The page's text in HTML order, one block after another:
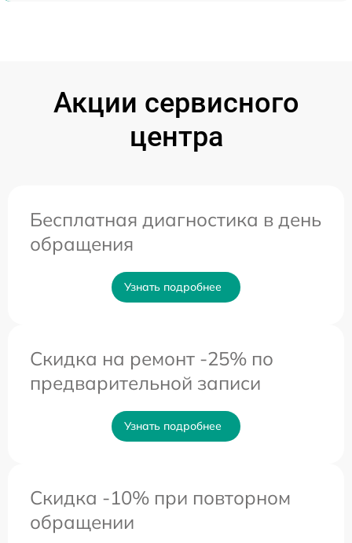
Акции сервисного
центра
Бесплатная диагностика в день
обращения
Узнать подробнее
Скидка на ремонт -25% по
предварительной записи
Узнать подробнее
Скидка -10% при повторном
обращении